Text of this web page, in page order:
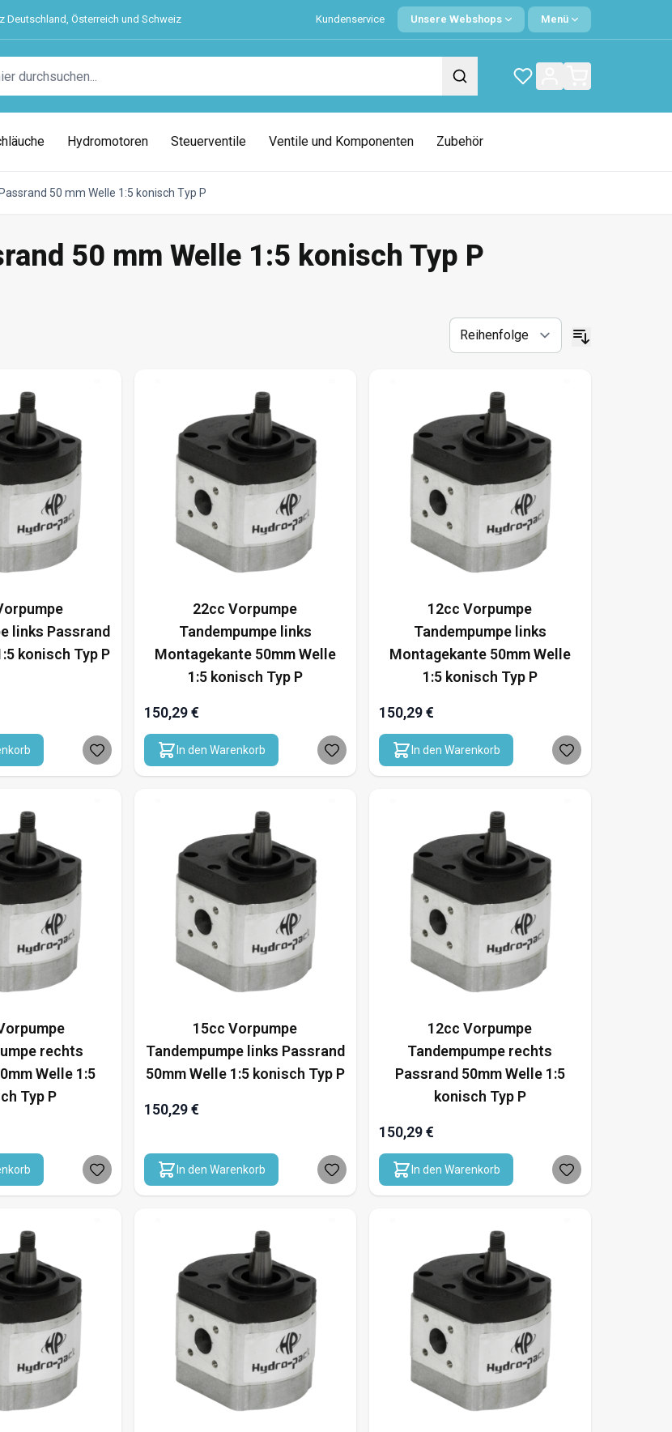
Deutschland, Österreich und Schweiz Kundenservice Unsere Webshops Menü
Hydromotoren Steuerventile Ventile und Komponenten Zubehör
50 mm Welle 1:5 konisch Typ P
50 mm Welle 1:5 konisch Typ P
links Passrand
konisch Typ P
22cc Vorpumpe
Tandempumpe links
Montagekante 50mm Welle
1:5 konisch Typ P
150,29 €
In den Warenkorb
12cc Vorpumpe
Tandempumpe links
Montagekante 50mm Welle
1:5 konisch Typ P
150,29 €
In den Warenkorb
rechts
Welle 1:5
Typ P
15cc Vorpumpe
Tandempumpe links Passrand
50mm Welle 1:5 konisch Typ P
150,29 €
In den Warenkorb
12cc Vorpumpe
Tandempumpe rechts
Passrand 50mm Welle 1:5
konisch Typ P
150,29 €
In den Warenkorb